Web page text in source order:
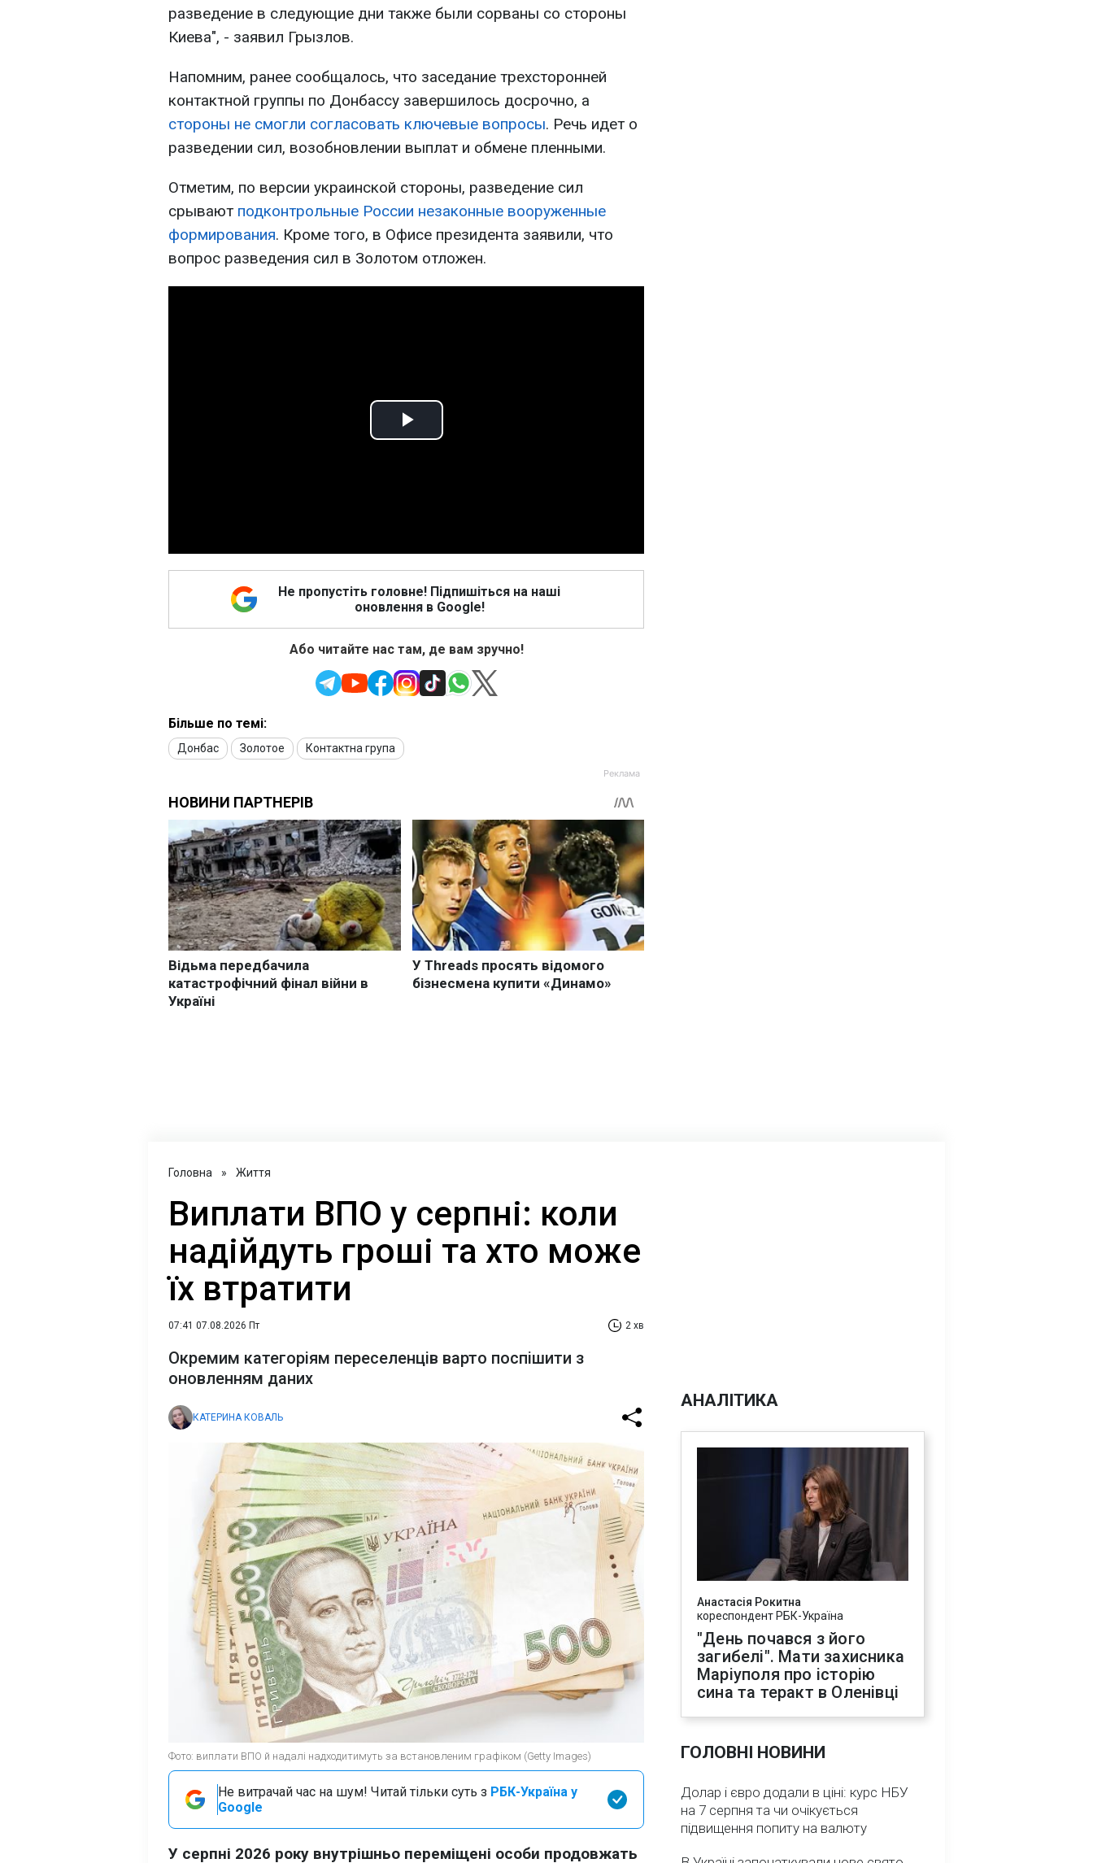
разведение в следующие дни также были сорваны со стороны
Киева", - заявил Грызлов.
Напомним, ранее сообщалось, что заседание трехсторонней
контактной группы по Донбассу завершилось досрочно, а
стороны не смогли согласовать ключевые вопросы. Речь идет о
разведении сил, возобновлении выплат и обмене пленными.
Отметим, по версии украинской стороны, разведение сил
срывают подконтрольные России незаконные вооруженные
формирования. Кроме того, в Офисе президента заявили, что
вопрос разведения сил в Золотом отложен.
Play
Не пропустіть головне! Підпишіться на наші
оновлення в Google!
Або читайте нас там, де вам зручно!
Більше по темі:
Донбас Золотое Контактна група
Головна » Життя
Виплати ВПО у серпні: коли
надійдуть гроші та хто може
їх втратити
07:41 07.08.2026 Пт 2 хв
Окремим категоріям переселенців варто поспішити з
оновленням даних
КАТЕРИНА КОВАЛЬ
Фото: виплати ВПО й надалі надходитимуть за встановленим графіком (Getty Images)
Не витрачай час на шум! Читай тільки суть з РБК-Україна у
Google
У серпні 2026 року внутрішньо переміщені особи продовжать
АНАЛІТИКА
Анастасія Рокитна
кореспондент РБК-Україна
"День почався з його
загибелі". Мати захисника
Маріуполя про історію
сина та теракт в Оленівці
ГОЛОВНІ НОВИНИ
Долар і євро додали в ціні: курс НБУ
на 7 серпня та чи очікується
підвищення попиту на валюту